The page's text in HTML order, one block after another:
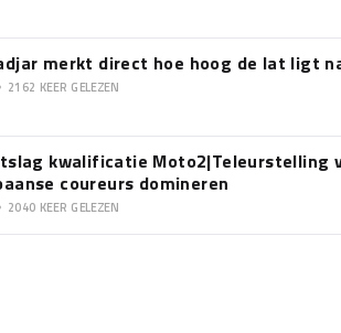
merkt direct hoe hoog de lat ligt
2162 KEER GELEZEN
kwalificatie Moto2|Teleurstelling
coureurs domineren
2040 KEER GELEZEN